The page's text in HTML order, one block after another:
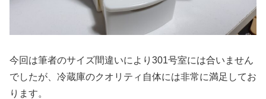
今回は筆者のサイズ間違いにより301号室には合いません
でしたが、冷蔵庫のクオリティ自体には非常に満足してお
ります。